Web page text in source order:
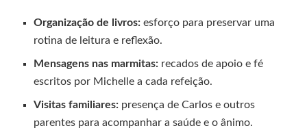
Organização de livros: esforço para preservar uma
rotina de leitura e reflexão.
Mensagens nas marmitas: recados de apoio e fé
escritos por Michelle a cada refeição.
Visitas familiares: presença de Carlos e outros
parentes para acompanhar a saúde e o ânimo.